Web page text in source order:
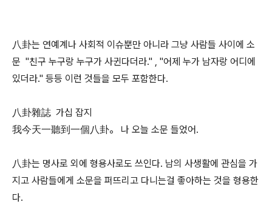
八卦는 연예계나 사회적 이슈뿐만 아니라 그냥 사람들 사이에 소
문 "친구 누구랑 누구가 사귄다더라." , "어제 누가 남자랑 어디에
있더라." 등등 이런 것들을 모두 포함한다.
八卦雜誌 가십 잡지
我今天一聽到一個八卦。 나 오늘 소문 들었어.
八卦는 명사로 외에 형용사로도 쓰인다. 남의 사생활에 관심을 가
지고 사람들에게 소문을 퍼뜨리고 다니는걸 좋아하는 것을 형용한
다.